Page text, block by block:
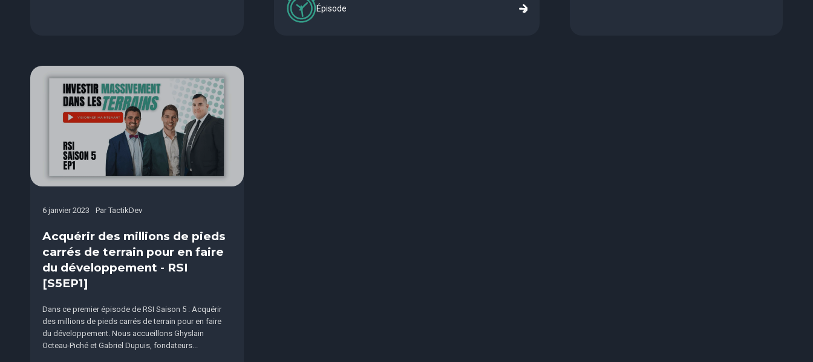
Épisode
6 janvier 2023 Par TactikDev
Acquérir des millions de pieds
carrés de terrain pour en faire
du développement - RSI
[S5EP1]
Dans ce premier épisode de RSI Saison 5 : Acquérir
des millions de pieds carrés de terrain pour en faire
du développement. Nous accueillons Ghyslain
Octeau-Piché et Gabriel Dupuis, fondateurs...